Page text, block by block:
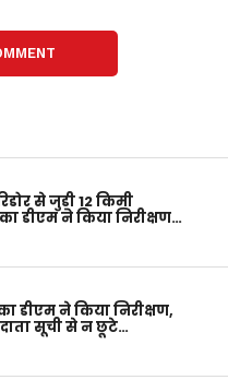
से जुड़ी 12 किमी
डीएम ने किया निरीक्षण…
डीएम ने किया निरीक्षण,
सूची से न छूटे…